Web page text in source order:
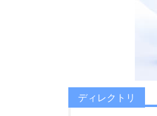
ディレクトリ